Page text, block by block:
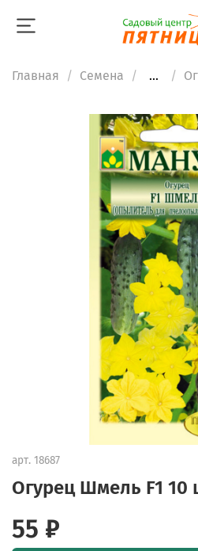
Главная Семена ...
арт. 18687
Огурец Шмель F1 10
55 ₽